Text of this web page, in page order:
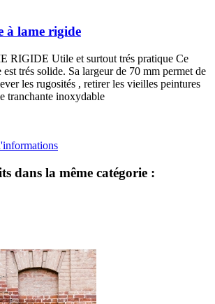
à lame rigide
Utile et surtout trés pratique Ce
trés solide. Sa largeur de 70 mm permet de
les rugosités , retirer les vieilles peintures
tranchante inoxydable
dans la même catégorie :